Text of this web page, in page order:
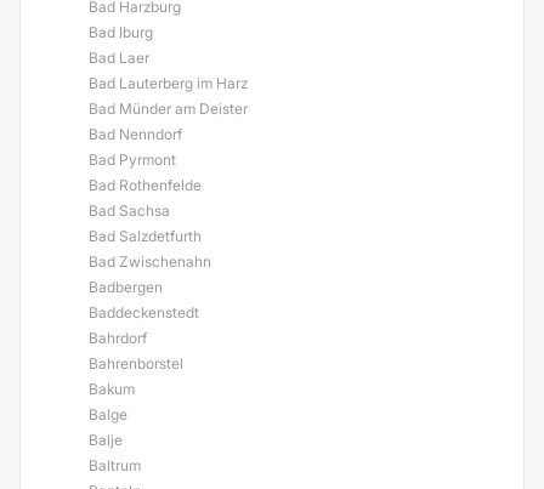
Bad Harzburg
Bad Iburg
Bad Laer
Bad Lauterberg im Harz
Bad Münder am Deister
Bad Nenndorf
Bad Pyrmont
Bad Rothenfelde
Bad Sachsa
Bad Salzdetfurth
Bad Zwischenahn
Badbergen
Baddeckenstedt
Bahrdorf
Bahrenborstel
Bakum
Balge
Balje
Baltrum